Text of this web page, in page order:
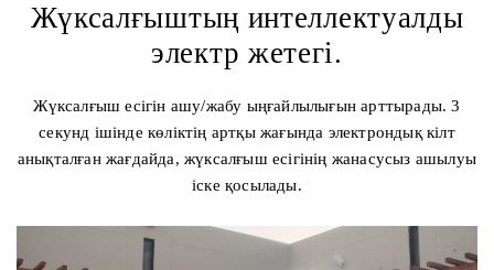
Жүксалғыштың интеллектуалды
электр жетегі.
Жүксалғыш есігін ашу/жабу ыңғайлылығын арттырады. 3
секунд ішінде көліктің артқы жағында электрондық кілт
анықталған жағдайда, жүксалғыш есігінің жанасусыз ашылуы
іске қосылады.